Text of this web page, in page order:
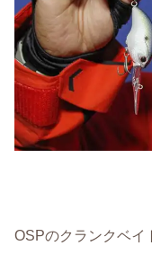
OSPのクランクベイ